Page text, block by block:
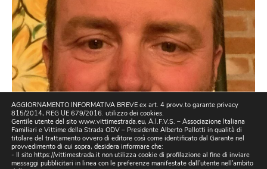
AGGIORNAMENTO INFORMATIVA BREVE ex art. 4 provv.to garante privacy
815/2014, REG UE 679/2016. utilizzo dei cookies.
Gentile utente del sito www.vittimestrada.eu, A.I.F.V.S. – Associazione Italiana
Familiari e Vittime della Strada ODV – Presidente Alberto Pallotti in qualità di
titolare del trattamento ovvero di editore così come identificato dal Garante nel
provvedimento di cui sopra, desidera informare che:
- Il sito https://vittimestrada.it non utilizza cookie di profilazione al fine di inviare
messaggi pubblicitari in linea con le preferenze manifestate dall'utente nell'ambito